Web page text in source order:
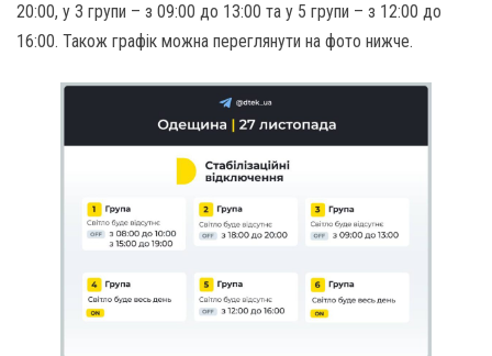
20:00, у 3 групи – з 09:00 до 13:00 та у 5 групи – з 12:00 до
16:00. Також графік можна переглянути на фото нижче.